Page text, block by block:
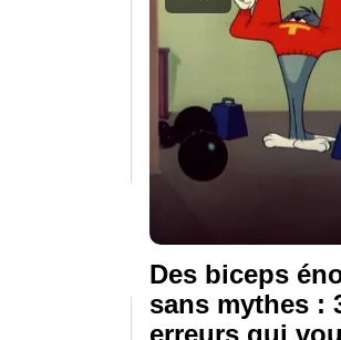
Des biceps
sans mythes :
erreurs qui